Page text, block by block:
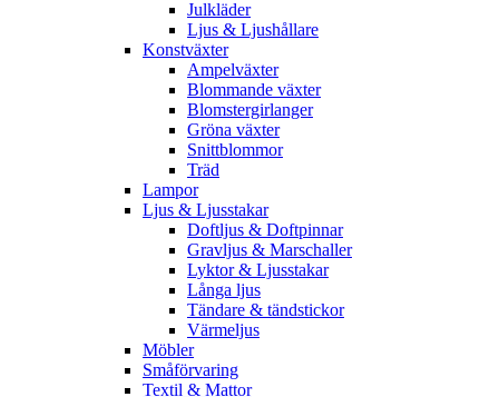
Julkläder
Ljus & Ljushållare
Konstväxter
Ampelväxter
Blommande växter
Blomstergirlanger
Gröna växter
Snittblommor
Träd
Lampor
Ljus & Ljusstakar
Doftljus & Doftpinnar
Gravljus & Marschaller
Lyktor & Ljusstakar
Långa ljus
Tändare & tändstickor
Värmeljus
Möbler
Småförvaring
Textil & Mattor